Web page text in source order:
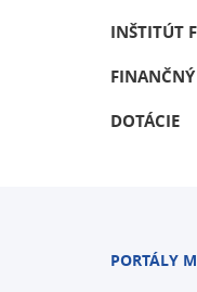
INŠTITÚT
DOTÁCIE
PORTÁLY